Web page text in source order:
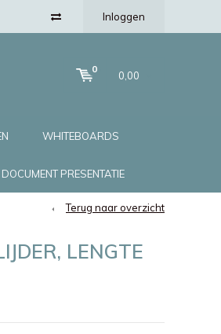
Inloggen
0
0,00
WHITEBOARDS
DOCUMENT PRESENTATIE
Terug naar overzicht
LENGTE